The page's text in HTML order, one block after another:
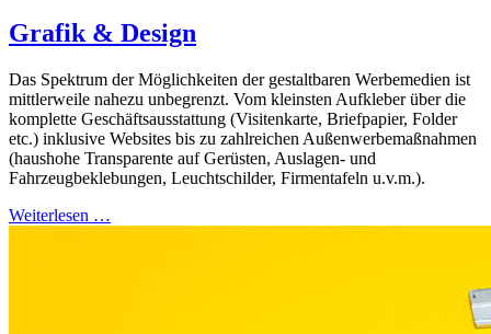
Grafik & Design
Das Spektrum der Möglichkeiten der gestaltbaren Werbemedien ist
mittlerweile nahezu unbegrenzt. Vom kleinsten Aufkleber über die
komplette Geschäftsausstattung (Visitenkarte, Briefpapier, Folder
etc.) inklusive Websites bis zu zahlreichen Außenwerbemaßnahmen
(haushohe Transparente auf Gerüsten, Auslagen- und
Fahrzeugbeklebungen, Leuchtschilder, Firmentafeln u.v.m.).
Weiterlesen …